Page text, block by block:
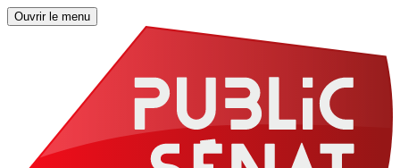
Ouvrir le menu